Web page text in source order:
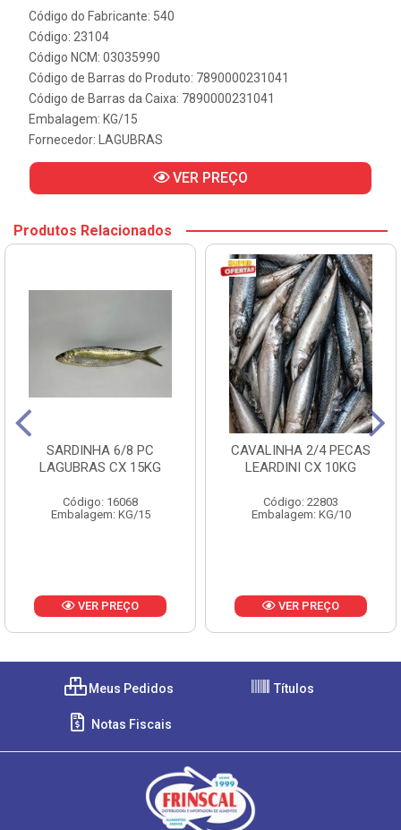
Código do Fabricante: 540
Código: 23104
Código NCM: 03035990
Código de Barras do Produto: 7890000231041
Código de Barras da Caixa: 7890000231041
Embalagem: KG/15
Fornecedor: LAGUBRAS
VER PREÇO
Produtos Relacionados
SARDINHA 6/8 PC
LAGUBRAS CX 15KG
Código: 16068
Embalagem: KG/15
VER PREÇO
CAVALINHA 2/4 PECAS
LEARDINI CX 10KG
Código: 22803
Embalagem: KG/10
VER PREÇO
Meus Pedidos Títulos
Notas Fiscais